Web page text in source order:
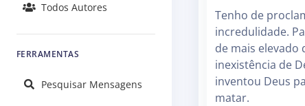
Todos Autores
FERRAMENTAS
Pesquisar Mensagens
Tenho de
incredulidade.
de mais elevado
inexistência de
inventou Deus
matar.